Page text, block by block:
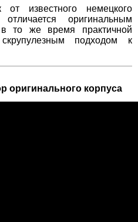
известного немецкого
оригинальным
то же время практичной
подходом к
оригинального корпуса